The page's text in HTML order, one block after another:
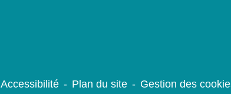
Accessibilité - Plan du site - Gestion des